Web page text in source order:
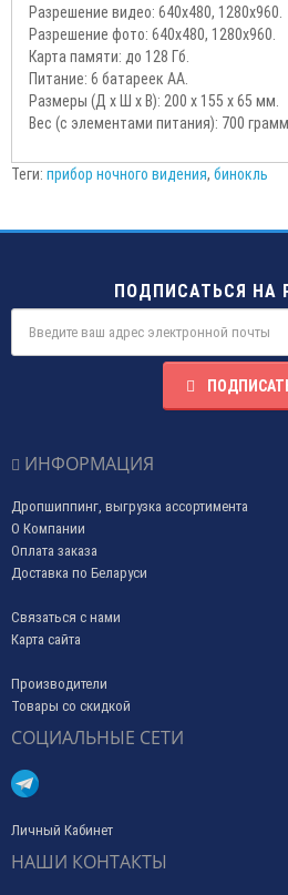
Разрешение видео: 640х480, 1280х960.
Разрешение фото: 640х480, 1280х960.
Карта памяти: до 128 Гб.
Питание: 6 батареек АА.
Размеры (Д х Ш х В): 200 х 155 х 65 мм.
Вес (с элементами питания): 700 грамм.
Теги: прибор ночного видения, бинокль
ПОДПИСАТЬСЯ НА
ИНФОРМАЦИЯ
Дропшиппинг, выгрузка ассортимента
О Компании
Оплата заказа
Доставка по Беларуси
Связаться с нами
Карта сайта
Производители
Товары со скидкой
СОЦИАЛЬНЫЕ СЕТИ
Личный Кабинет
НАШИ КОНТАКТЫ